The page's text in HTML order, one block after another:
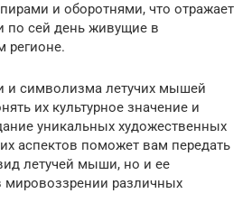
и оборотнями, что отражает
по сей день живущие в
регионе.
и символизма летучих мышей
их культурное значение и
уникальных художественных
аспектов поможет вам передать
летучей мыши, но и ее
мировоззрении различных